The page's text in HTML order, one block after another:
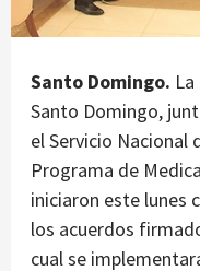
Santo Domingo.
Santo Domingo,
el Servicio Nacional
Programa de
iniciaron este lunes
los acuerdos
cual se